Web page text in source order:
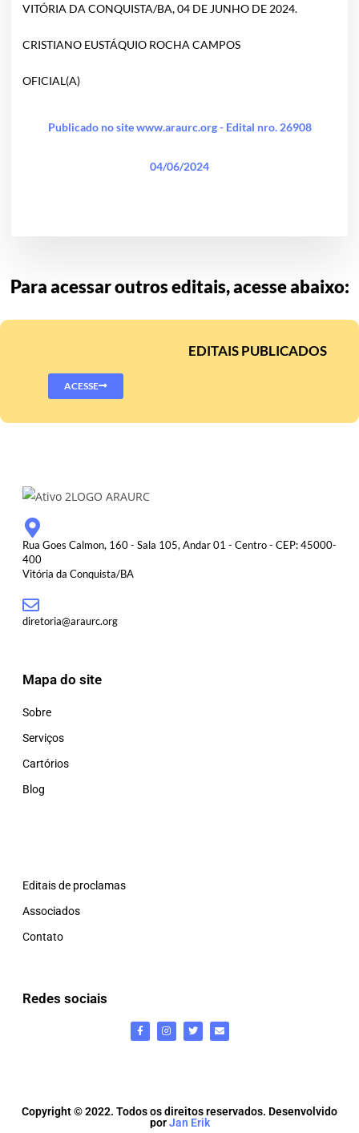
VITÓRIA DA CONQUISTA/BA, 04 DE JUNHO DE 2024.
CRISTIANO EUSTÁQUIO ROCHA CAMPOS
OFICIAL(A)
Publicado no site www.araurc.org - Edital nro. 26908
04/06/2024
Para acessar outros editais, acesse abaixo:
EDITAIS PUBLICADOS
ACESSE
Rua Goes Calmon, 160 - Sala 105, Andar 01 - Centro - CEP: 45000-
400
Vitória da Conquista/BA
diretoria@araurc.org
Mapa do site
Sobre
Serviços
Cartórios
Blog
Editais de proclamas
Associados
Contato
Redes sociais
Copyright © 2022. Todos os direitos reservados. Desenvolvido
porJan Erik